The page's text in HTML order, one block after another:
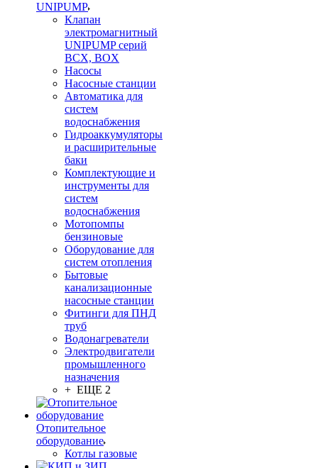
UNIPUMP
Клапан
электромагнитный
UNIPUMP серий
BCX, BOX
Насосы
Насосные станции
Автоматика для
систем
водоснабжения
Гидроаккумуляторы
и расширительные
баки
Комплектующие и
инструменты для
систем
водоснабжения
Мотопомпы
бензиновые
Оборудование для
систем отопления
Бытовые
канализационные
насосные станции
Фитинги для ПНД
труб
Водонагреватели
Электродвигатели
промышленного
назначения
+ ЕЩЕ 2
Отопительное
оборудование
Котлы газовые